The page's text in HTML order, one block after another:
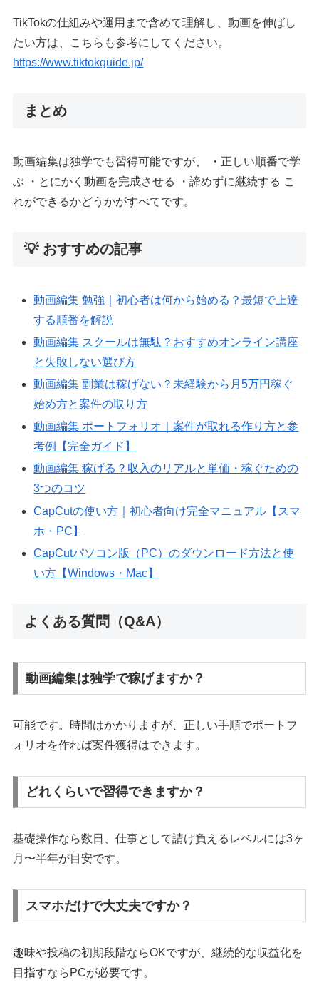
TikTokの仕組みや運用まで含めて理解し、動画を伸ばし
たい方は、こちらも参考にしてください。
https://www.tiktokguide.jp/
まとめ
動画編集は独学でも習得可能ですが、 ・正しい順番で学
ぶ ・とにかく動画を完成させる ・諦めずに継続する こ
れができるかどうかがすべてです。
💡 おすすめの記事
動画編集 勉強｜初心者は何から始める？最短で上達
する順番を解説
動画編集 スクールは無駄？おすすめオンライン講座
と失敗しない選び方
動画編集 副業は稼げない？未経験から月5万円稼ぐ
始め方と案件の取り方
動画編集 ポートフォリオ｜案件が取れる作り方と参
考例【完全ガイド】
動画編集 稼げる？収入のリアルと単価・稼ぐための
3つのコツ
CapCutの使い方｜初心者向け完全マニュアル【スマ
ホ・PC】
CapCutパソコン版（PC）のダウンロード方法と使
い方【Windows・Mac】
よくある質問（Q&A）
動画編集は独学で稼げますか？
可能です。時間はかかりますが、正しい手順でポートフ
ォリオを作れば案件獲得はできます。
どれくらいで習得できますか？
基礎操作なら数日、仕事として請け負えるレベルには3ヶ
月〜半年が目安です。
スマホだけで大丈夫ですか？
趣味や投稿の初期段階ならOKですが、継続的な収益化を
目指すならPCが必要です。